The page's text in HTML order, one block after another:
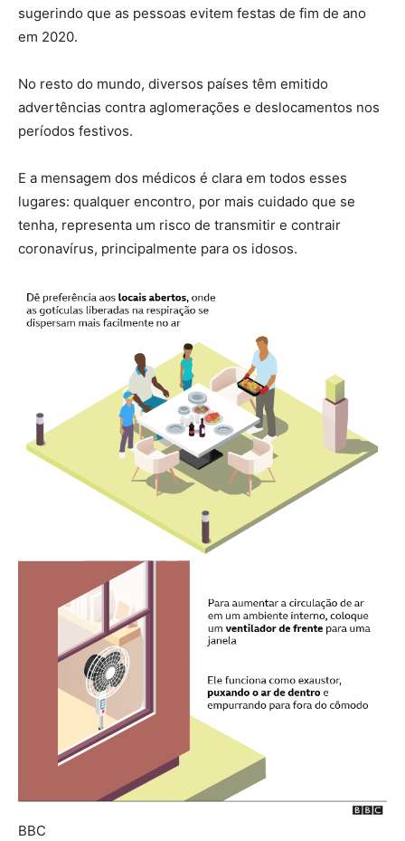
sugerindo que as pessoas evitem festas de fim de ano
em 2020.
No resto do mundo, diversos países têm emitido
advertências contra aglomerações e deslocamentos nos
períodos festivos.
E a mensagem dos médicos é clara em todos esses
lugares: qualquer encontro, por mais cuidado que se
tenha, representa um risco de transmitir e contrair
coronavírus, principalmente para os idosos.
BBC